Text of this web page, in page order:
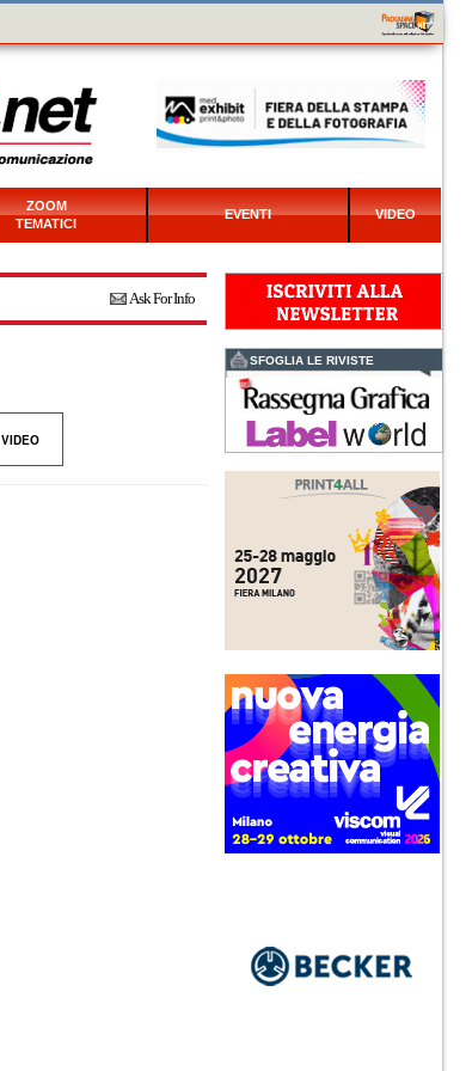
ZOOM
TEMATICI
EVENTI VIDEO
Ask For Info
VIDEO
SFOGLIA LE RIVISTE